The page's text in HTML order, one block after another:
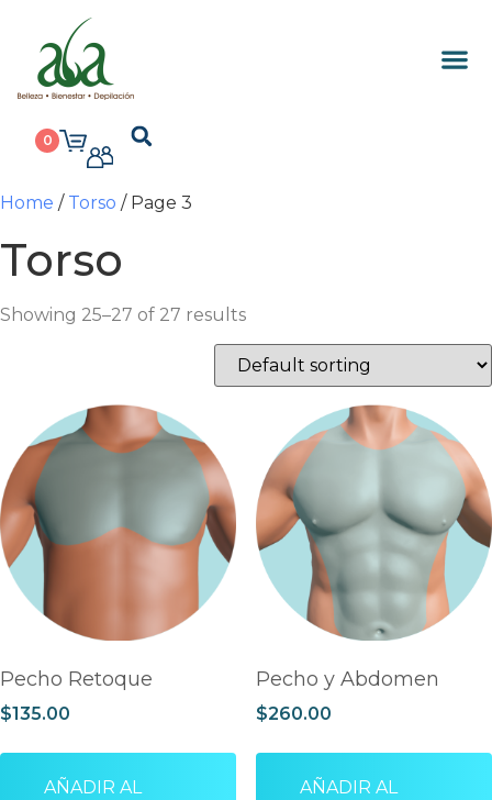
0
Home / Torso / Page 3
Torso
Showing 25–27 of 27 results
Pecho Retoque
$135.00
AÑADIR AL
Pecho y Abdomen
$260.00
AÑADIR AL